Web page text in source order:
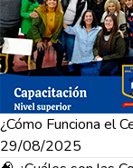
¿Cómo Funciona el
29/08/2025